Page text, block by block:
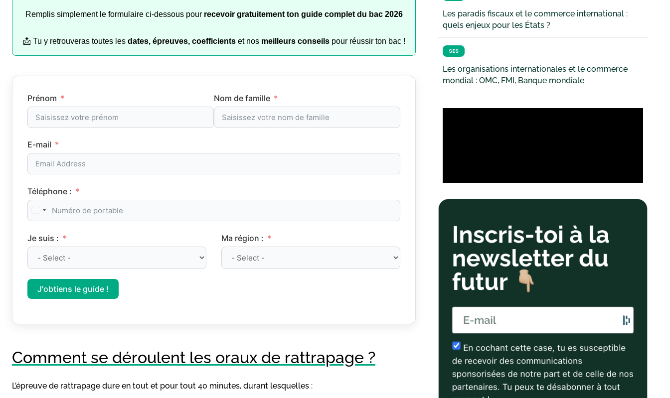
Remplis simplement le formulaire ci-dessous pour recevoir gratuitement ton guide complet du bac 2026
📩 Tu y retrouveras toutes les dates, épreuves, coefficientset nos meilleurs conseilspour réussir ton bac !
Prénom Nom de famille
E-mail
Téléphone :
Je suis : Ma région :
J'obtiens le guide !
Comment se déroulent les oraux de rattrapage ?
L’épreuve de rattrapage dure en tout et pour tout 40 minutes, durant lesquelles :
Les paradis fiscaux et le commerce international :
quels enjeux pour les États ?
SES
Les organisations internationales et le commerce
mondial : OMC, FMI, Banque mondiale